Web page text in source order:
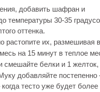
добавить шафран и
температуры 30-35
оттенка.
растопите их, размешивая в
на 15 минут в теплое
смешайте белки и 1 желток,
добавляйте постепенно
тесто уже будет более